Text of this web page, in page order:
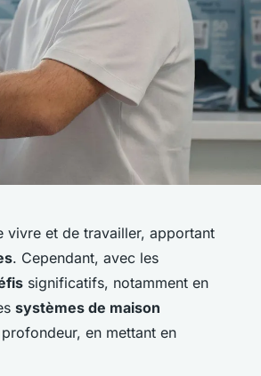
vivre et de travailler, apportant
. Cependant, avec les
significatifs, notamment en
systèmes de maison
en mettant en